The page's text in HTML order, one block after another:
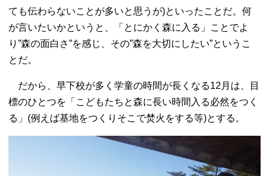
ても伝わらないことが多いと思うが)といったことだ。何
が言いたいかというと、「とにかく森に入る」ことでよ
り”森の面白さ”を感じ、その”森を大切にしたい”というこ
とだ。
だから、早下校が多く学童の時間が長くなる12月は、目
標のひとつを「こどもたちと森に長い時間入る必然をつく
る」(例えば基地をつくりそこで焚火をする等)とする。